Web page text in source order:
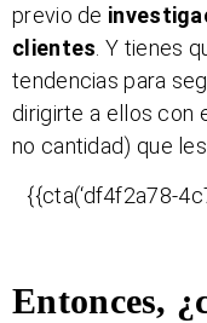
previo de
clientes . Y tienes
tendencias para
dirigirte a ellos con
no cantidad) que
{{cta(‘df4f2a78-
Entonces,